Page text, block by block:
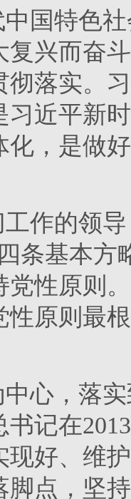
国特色
复兴而奋
彻落实。
习近平新
化，是做
作的领
条基本方
性原则
性原则最
心，落
记在
现好、维
脚点，坚